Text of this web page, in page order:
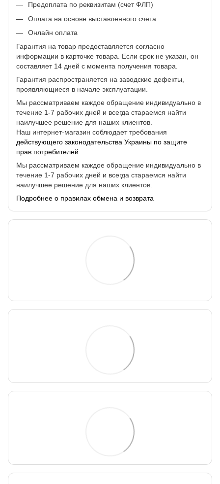
Предоплата по реквизитам (счет ФЛП)
Оплата на основе выставленного счета
Онлайн оплата
Гарантия на товар предоставляется согласно
информации в карточке товара. Если срок не указан, он
составляет 14 дней с момента получения товара.
Гарантия распространяется на заводские дефекты,
проявляющиеся в начале эксплуатации.
Мы рассматриваем каждое обращение индивидуально в
течение 1-7 рабочих дней и всегда стараемся найти
наилучшее решение для наших клиентов.
Наш интернет-магазин соблюдает требования
действующего законодательства Украины по защите
прав потребителей
Мы рассматриваем каждое обращение индивидуально в
течение 1-7 рабочих дней и всегда стараемся найти
наилучшее решение для наших клиентов.
Подробнее о правилах обмена и возврата